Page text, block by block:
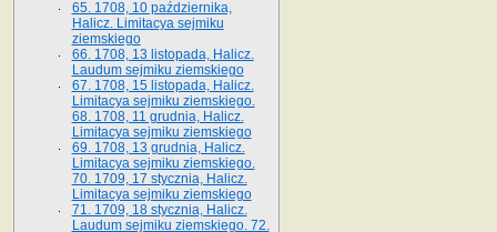
65­. 1708, 10 października,
Halicz. Limitacya sejmiku
ziemskiego
66. 1708, 13 listopada, Halicz.
Laudum sejmiku ziemskiego
67. 1708, 15 listopada, Halicz.
Limitacya sejmiku ziemskiego.
68. 1708, 11 grudnia, Halicz.
Limitacya sejmiku ziemskiego
69. 1708, 13 grudnia, Halicz.
Limitacya sejmiku ziemskiego.
70. 1709, 17 stycznia, Halicz.
Limitacya sejmiku ziemskiego
71. 1709, 18 stycznia, Halicz.
Laudum sejmiku ziemskiego. 72.